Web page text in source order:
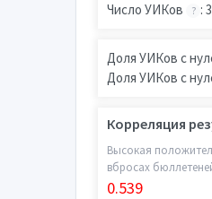
Число УИКов ? :
Доля УИКов с
Доля УИКов с
Корреляция
Высокая
вбросах
0.539